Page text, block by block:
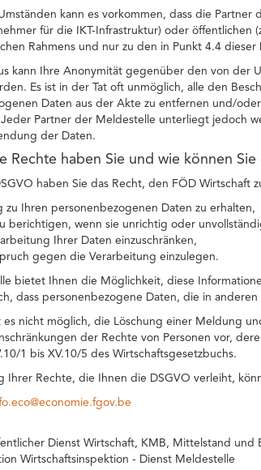
kann es vorkommen, dass die
für die IKT-Infrastruktur) oder öffentlichen
Rahmens und nur zu den in Punkt 4.4
kann Ihre Anonymität gegenüber den von der
Es ist in der Tat oft unmöglich, alle den
Daten aus der Akte zu entfernen und/
Partner der Meldestelle unterliegt jedoch
der Daten.
Rechte haben Sie und wie können Sie
haben Sie das Recht, den FÖD Wirtschaft
zu Ihren personenbezogenen Daten zu erhalten,
berichtigen, wenn sie unrichtig oder
Ihrer Daten einzuschränken,
gegen die Verarbeitung einzulegen.
bietet Ihnen die Möglichkeit, diese
dass personenbezogene Daten, die in
es nicht möglich, die Löschung einer Meldung
der Rechte von Personen vor,
1 bis XV.10/5 des Wirtschaftsgesetzbuchs.
Ihrer Rechte, die Ihnen die DSGVO verleiht,
Dienst Wirtschaft, KMB, Mittelstand und
Wirtschaftsinspektion - Dienst Meldestelle